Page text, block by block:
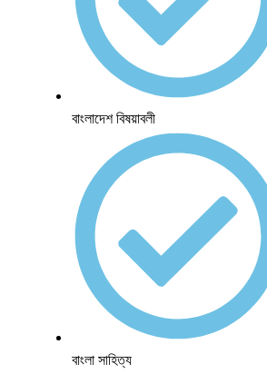
বাংলাদেশ বিষয়াবলী
বাংলা সাহিত্য